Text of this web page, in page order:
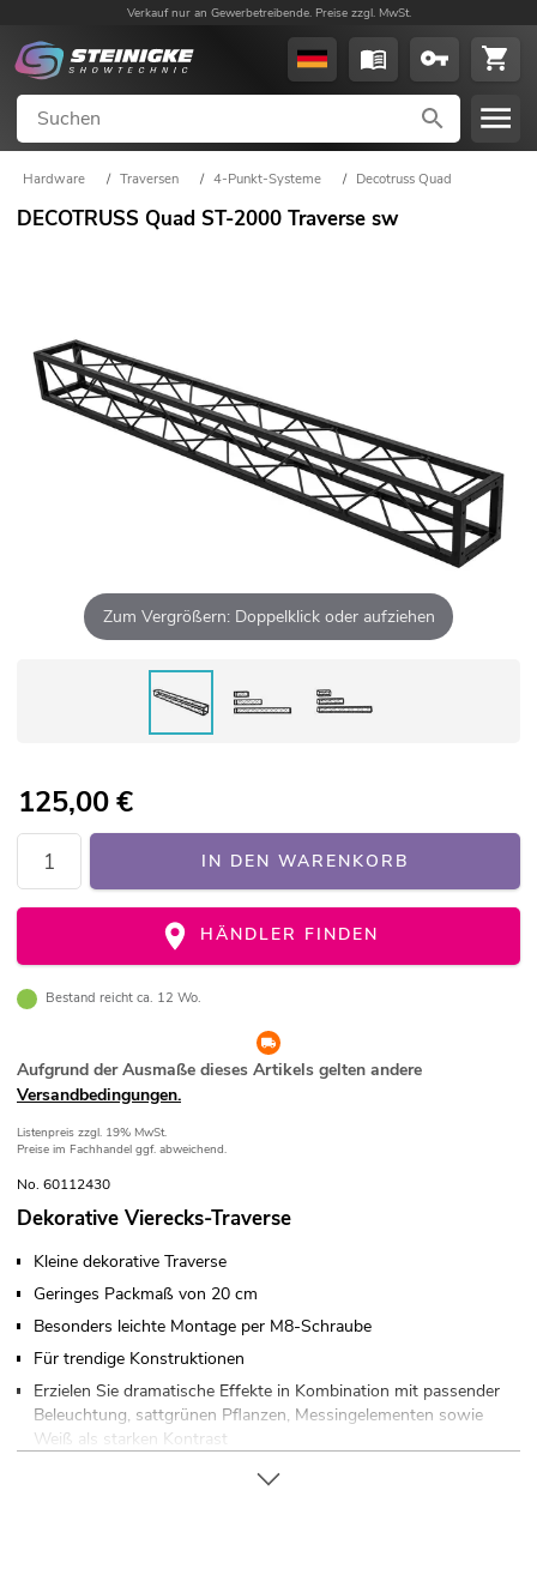
Verkauf nur an Gewerbetreibende. Preise zzgl. MwSt.
Hardware / Traversen / 4-Punkt-Systeme / Decotruss Quad
DECOTRUSS Quad ST-2000 Traverse sw
Zum Vergrößern: Doppelklick oder aufziehen
125,00€
IN DEN WARENKORB
HÄNDLER FINDEN
Bestand reicht ca. 12 Wo.
Aufgrund der Ausmaße dieses Artikels gelten andere
Versandbedingungen.
Listenpreis zzgl. 19% MwSt.
Preise im Fachhandel ggf. abweichend.
No. 60112430
Dekorative Vierecks-Traverse
Kleine dekorative Traverse
Geringes Packmaß von 20 cm
Besonders leichte Montage per M8-Schraube
Für trendige Konstruktionen
Erzielen Sie dramatische Effekte in Kombination mit passender
Beleuchtung, sattgrünen Pflanzen, Messingelementen sowie
Weiß als starken Kontrast
Den passenden Schraubensatz bitte extra bestellen